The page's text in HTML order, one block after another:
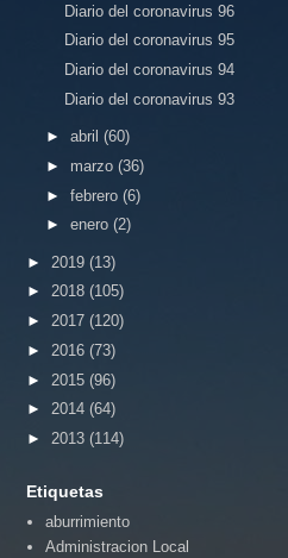
Diario del coronavirus 96
Diario del coronavirus 95
Diario del coronavirus 94
Diario del coronavirus 93
► abril (60)
► marzo (36)
► febrero (6)
► enero (2)
► 2019 (13)
► 2018 (105)
► 2017 (120)
► 2016 (73)
► 2015 (96)
► 2014 (64)
► 2013 (114)
Etiquetas
aburrimiento
Administracion Local